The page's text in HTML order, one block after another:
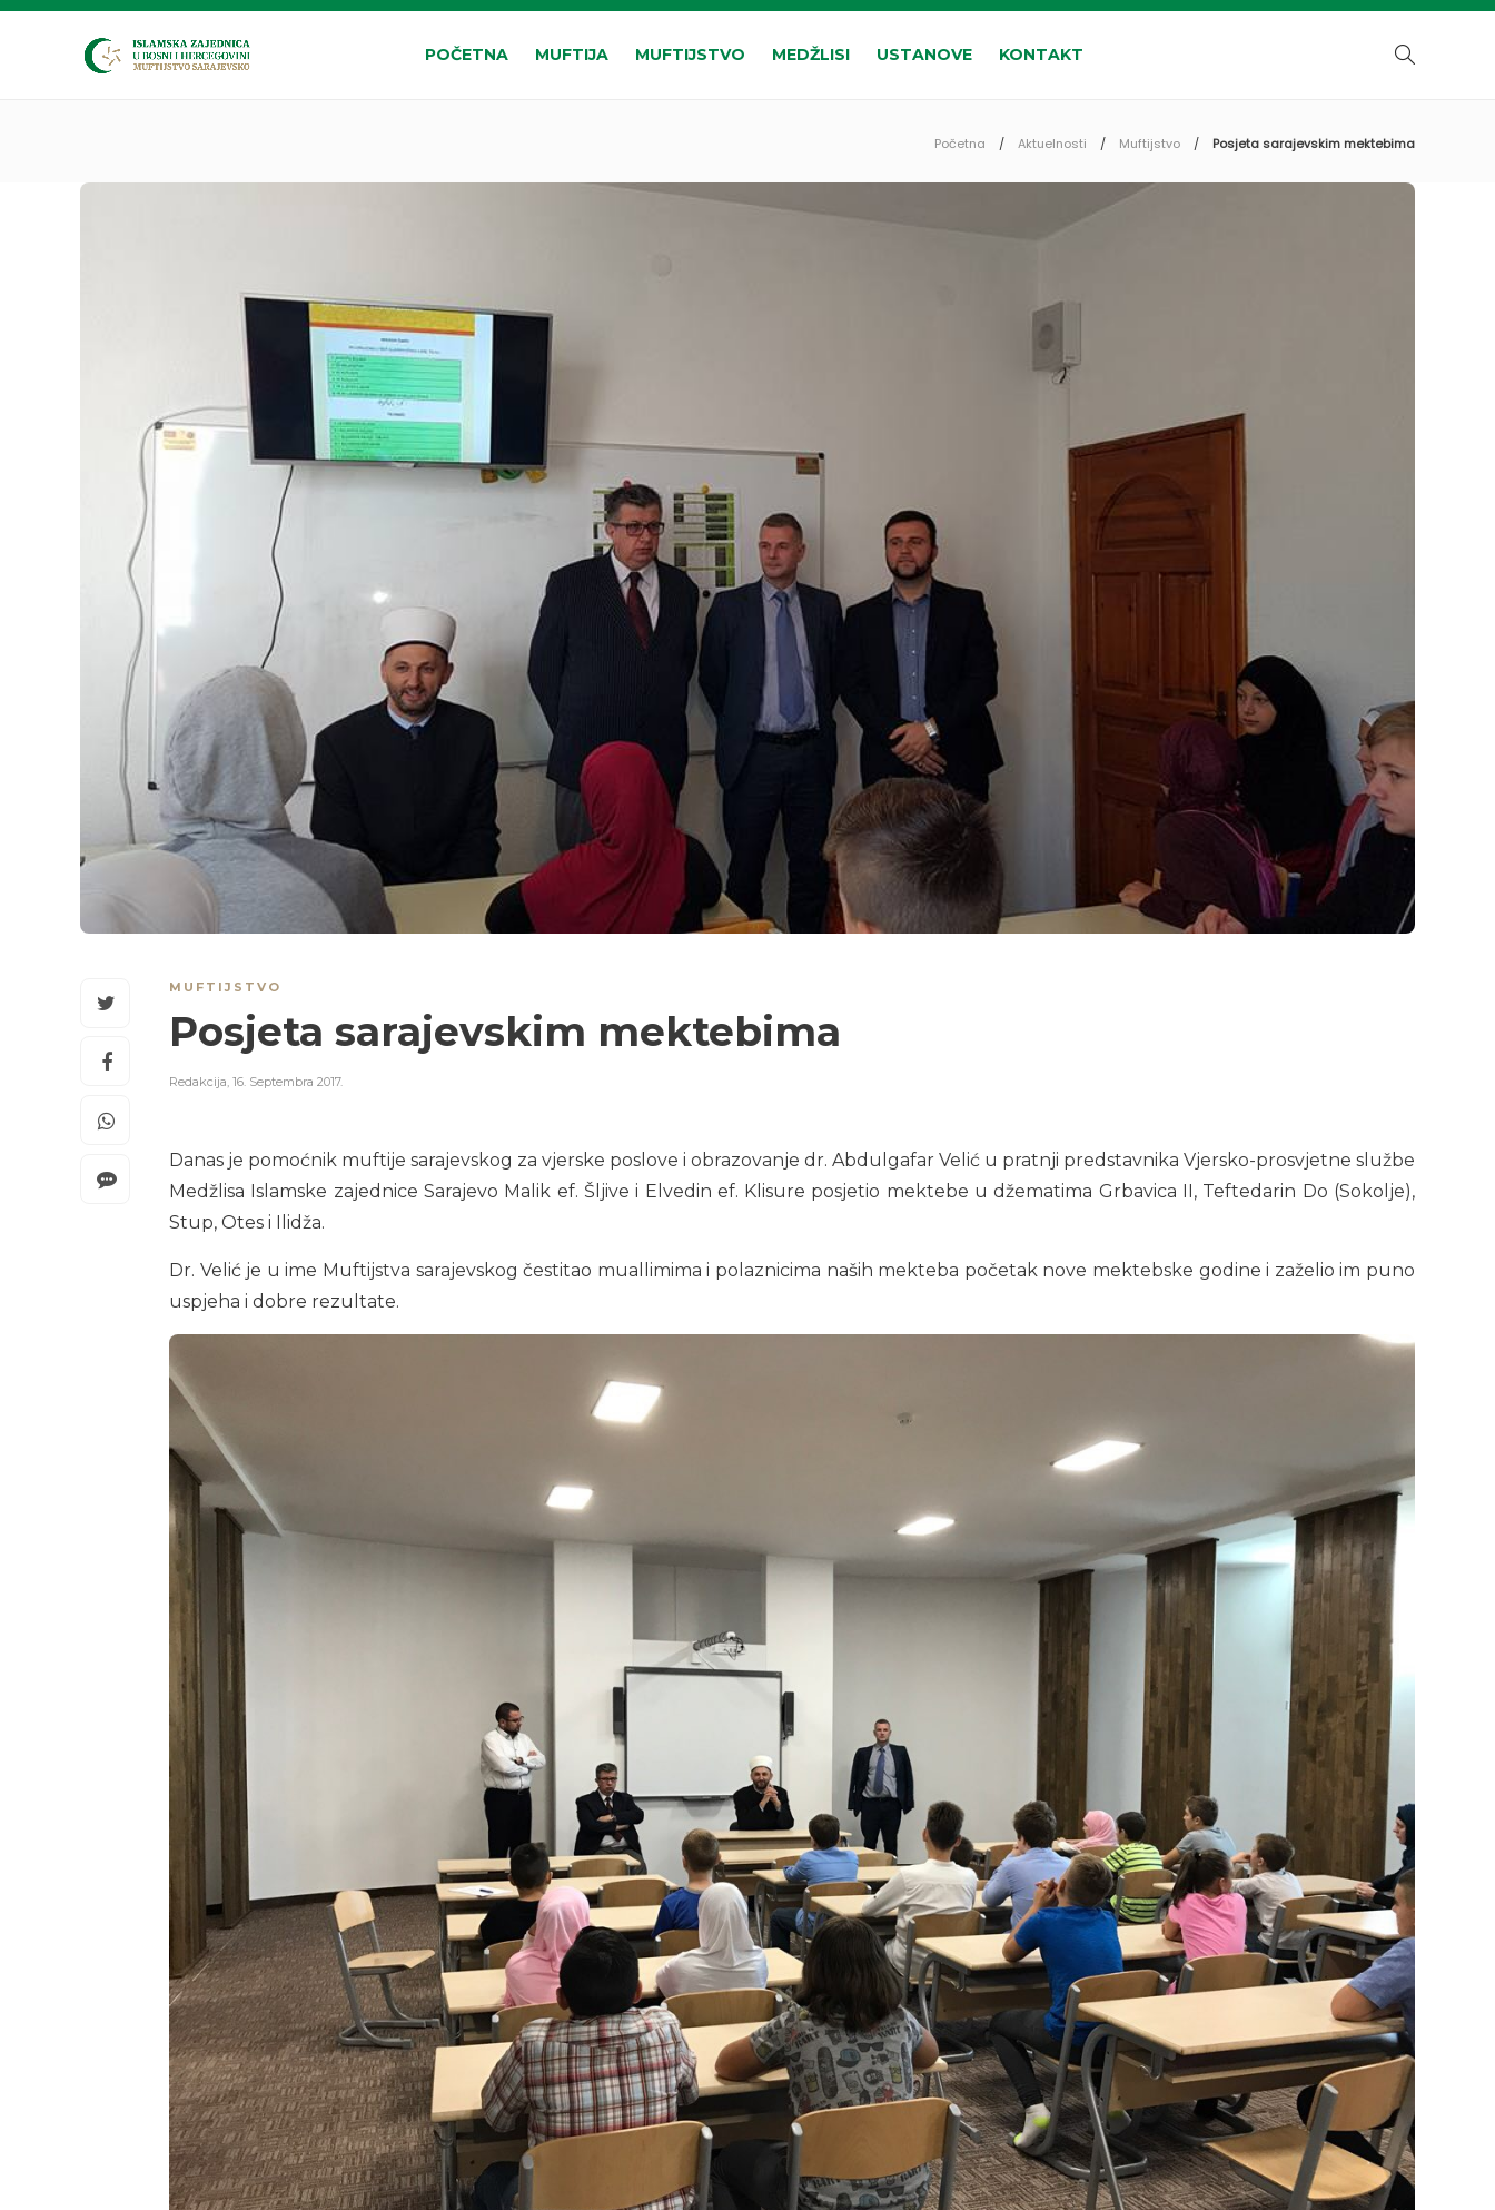
POČETNA MUFTIJA MUFTIJSTVO MEDŽLISI USTANOVE KONTAKT
Početna Aktuelnosti Muftijstvo Posjeta sarajevskim mektebima
MUFTIJSTVO
Posjeta sarajevskim mektebima
Redakcija, 16. Septembra 2017.
Danas je pomoćnik muftije sarajevskog za vjerske poslove i obrazovanje dr. Abdulgafar Velić u pratnji predstavnika Vjersko-prosvjetne službe
Medžlisa Islamske zajednice Sarajevo Malik ef. Šljive i Elvedin ef. Klisure posjetio mektebe u džematima Grbavica II, Teftedarin Do (Sokolje),
Stup, Otes i Ilidža.
Dr. Velić je u ime Muftijstva sarajevskog čestitao muallimima i polaznicima naših mekteba početak nove mektebske godine i zaželio im puno
uspjeha i dobre rezultate.